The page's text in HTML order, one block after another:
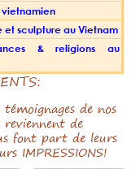
vietnamien
et sculpture au Vietnam
& religions au
témoignages de nos
reviennent de
font part de leurs
IMPRESSIONS!